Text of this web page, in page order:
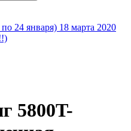
24 января) 18 марта 2020
5800T-